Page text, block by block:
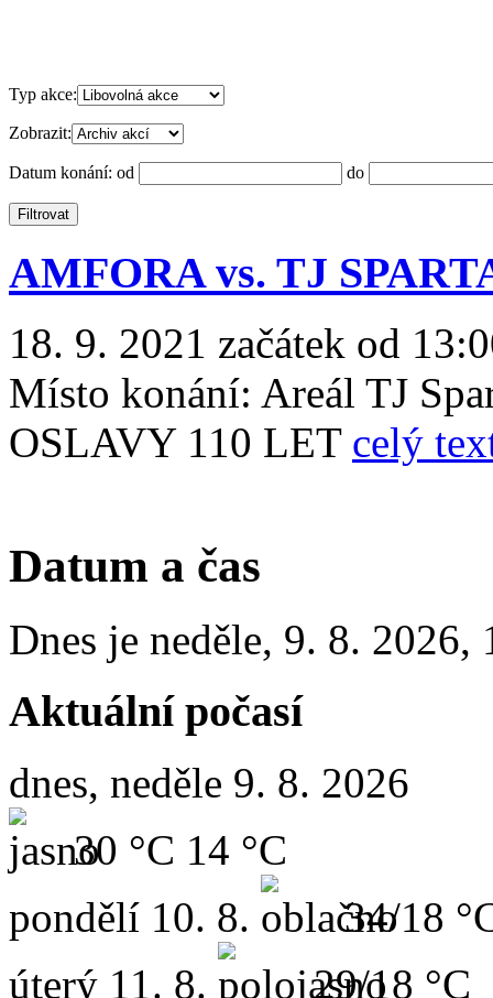
Typ akce:
Zobrazit:
Datum konání: od do
AMFORA vs. TJ
18. 9. 2021 začátek od
Místo konání: Areál TJ
OSLAVY 110 LET celý
Datum a čas
Dnes je neděle, 9. 8. 2026,
Aktuální počasí
dnes, neděle 9. 8. 2026
30 °C 14 °C
pondělí 10. 8.
34/18
úterý 11. 8.
29/18 °C